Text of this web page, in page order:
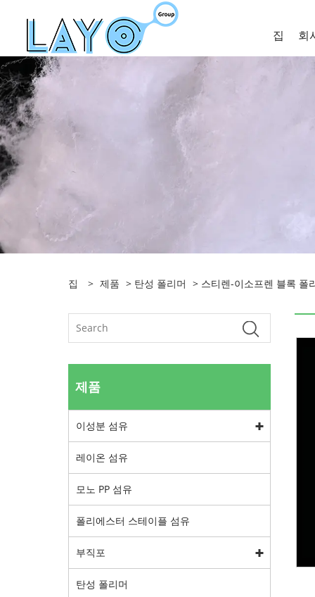
집 회
집 > 제품 > 탄성 폴리머 > 스티렌-이소프렌 블록 폴
제품
이성분 섬유
레이온 섬유
모노 PP 섬유
폴리에스터 스테이플 섬유
부직포
탄성 폴리머